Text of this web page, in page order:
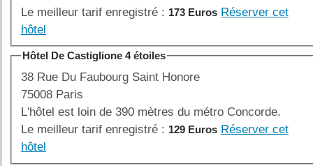
Le meilleur tarif enregistré : 173 Euros Réserver cet
hôtel
Hôtel De Castiglione 4 étoiles
38 Rue Du Faubourg Saint Honore
75008 Paris
L'hôtel est loin de 390 mètres du métro Concorde.
Le meilleur tarif enregistré : 129 Euros Réserver cet
hôtel